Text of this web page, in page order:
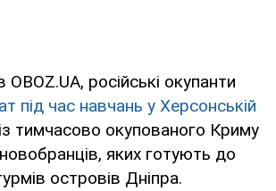
російські окупанти
під час навчань у Херсонській
тимчасово окупованого Криму
яких готують до
островів Дніпра.